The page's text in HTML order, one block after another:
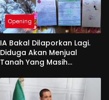
Opening
IA Bakal Dilaporkan Lagi.
Diduga Akan Menjual
Tanah Yang Masih